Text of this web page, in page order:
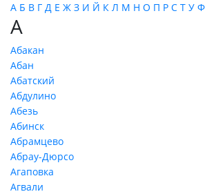
А Б В Г Д Е Ж З И Й К Л М Н О П Р С Т У Ф
А
Абакан
Абан
Абатский
Абдулино
Абезь
Абинск
Абрамцево
Абрау-Дюрсо
Агаповка
Агвали